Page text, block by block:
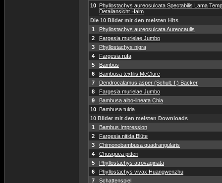
10 Phyllostachys aureosulcata Spectabilis Lama
Detailansicht Halm
Die 10 Bilder mit den meisten Hits
1
Phyllostachys aureosulcata Aureocaulis
2
Fargesia murielae Jumbo
3
Phyllostachys nigra
4
Fargesia rufa
5
Bambus
6
Bambusa textilis McClure
7
Dendrocalamus asper (Schult. f.) Backer
8
Fargesia murielae Jumbo
9
Bambusa albo-lineata Chia
10 Bambusa tulda
10 Bilder mit den meisten Downloads
1
Bambus Impression
2
Fargesia nitida Blüte
3
Chimonobambusa quadrangularis
4
Chusquea pitteri
5
Phyllostachys atrovaginata
6
Phyllostachys vivax Huangwenzhu
7
Schattenspiel